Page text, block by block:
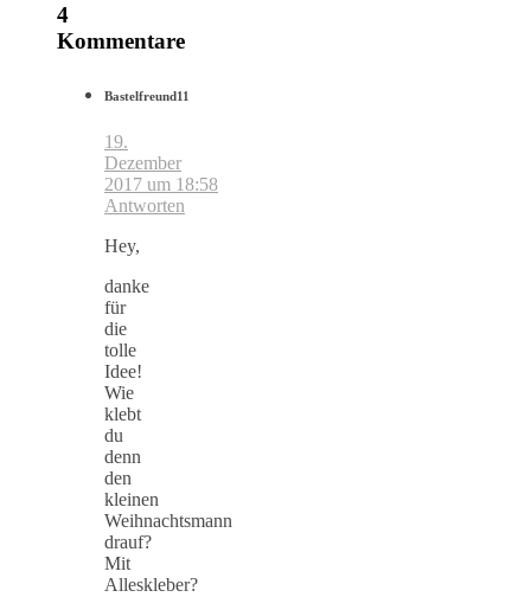
4
Kommentare
Bastelfreund11
19.
Dezember
2017 um 18:58
Antworten
Hey,
danke
für
die
tolle
Idee!
Wie
klebt
du
denn
den
kleinen
Weihnachtsmann
drauf?
Mit
Alleskleber?